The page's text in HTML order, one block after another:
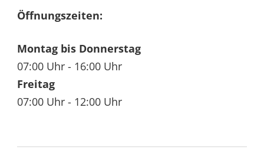
Öffnungszeiten:
Montag bis Donnerstag
07:00 Uhr - 16:00 Uhr
Freitag
07:00 Uhr - 12:00 Uhr